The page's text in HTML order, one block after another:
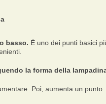
basso. È uno dei punti basici
la forma della
Poi, aumenta un punto